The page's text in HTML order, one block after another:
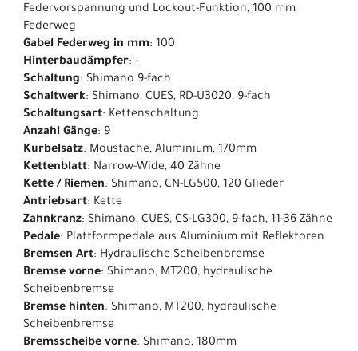
Federvorspannung und Lockout-Funktion, 100 mm
Federweg
Gabel Federweg in mm: 100
Hinterbaudämpfer: -
Schaltung: Shimano 9-fach
Schaltwerk: Shimano, CUES, RD-U3020, 9-fach
Schaltungsart: Kettenschaltung
Anzahl Gänge: 9
Kurbelsatz: Moustache, Aluminium, 170mm
Kettenblatt: Narrow-Wide, 40 Zähne
Kette / Riemen: Shimano, CN-LG500, 120 Glieder
Antriebsart: Kette
Zahnkranz: Shimano, CUES, CS-LG300, 9-fach, 11-36 Zähne
Pedale: Plattformpedale aus Aluminium mit Reflektoren
Bremsen Art: Hydraulische Scheibenbremse
Bremse vorne: Shimano, MT200, hydraulische
Scheibenbremse
Bremse hinten: Shimano, MT200, hydraulische
Scheibenbremse
Bremsscheibe vorne: Shimano, 180mm